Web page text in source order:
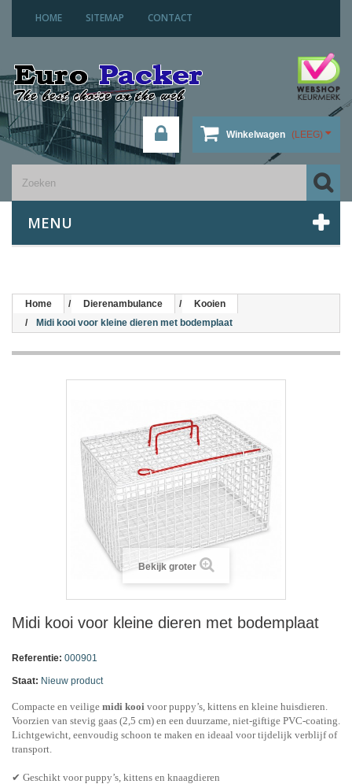
HOME SITEMAP CONTACT
Winkelwagen (LEEG)
MENU
Home Dierenambulance
Kooien
Midi kooi voor kleine dieren met bodemplaat
Bekijk groter
Midi kooi voor kleine dieren met bodemplaat
Referentie: 000901
Staat: Nieuw product
Compacte en veilige midi kooi voor puppy’s, kittens en kleine huisdieren.
Voorzien van stevig gaas (2,5 cm) en een duurzame, niet-giftige PVC-coating.
Lichtgewicht, eenvoudig schoon te maken en ideaal voor tijdelijk verblijf of
transport.
✔ Geschikt voor puppy’s, kittens en knaagdieren